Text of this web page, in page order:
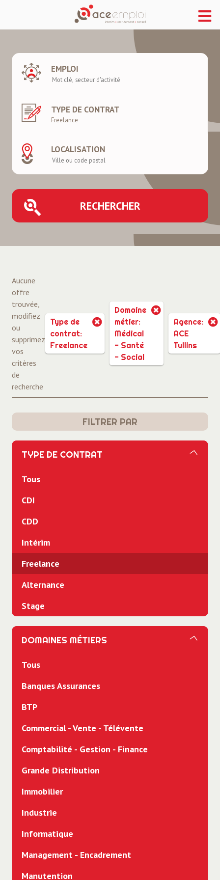
EMPLOI
TYPE DE CONTRAT
LOCALISATION
RECHERCHER
Aucune
offre
trouvée,
modifiez
ou
supprimez
vos
critères
de
recherche
Type de
contrat:
Freelance
Domaine
métier:
Médical
- Santé
- Social
Agence:
ACE
Tullins
FILTRER PAR
TYPE DE CONTRAT
Tous
CDI
CDD
Intérim
Freelance
Alternance
Stage
DOMAINES MÉTIERS
Tous
Banques Assurances
BTP
Commercial - Vente - Télévente
Comptabilité - Gestion - Finance
Grande Distribution
Immobilier
Industrie
Informatique
Management - Encadrement
Manutention